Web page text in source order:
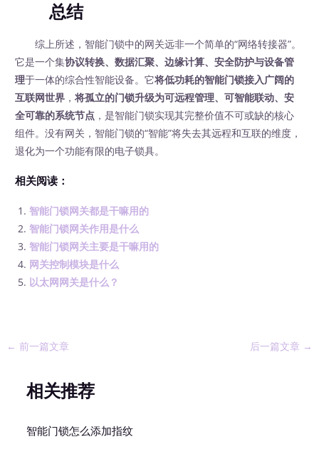
总结
综上所述，智能门锁中的网关远非一个简单的“网络转接器”。
它是一个集协议转换、数据汇聚、边缘计算、安全防护与设备管
理于一体的综合性智能设备。它将低功耗的智能门锁接入广阔的
互联网世界 ，将孤立的门锁升级为可远程管理、可智能联动、安
全可靠的系统节点 ，是智能门锁实现其完整价值不可或缺的核心
组件。没有网关，智能门锁的“智能”将失去其远程和互联的维度，
退化为一个功能有限的电子锁具。
相关阅读：
智能门锁网关都是干嘛用的
智能门锁网关作用是什么
智能门锁网关主要是干嘛用的
网关控制模块是什么
以太网网关是什么？
← 前一篇文章 后一篇文章 →
相关推荐
智能门锁怎么添加指纹